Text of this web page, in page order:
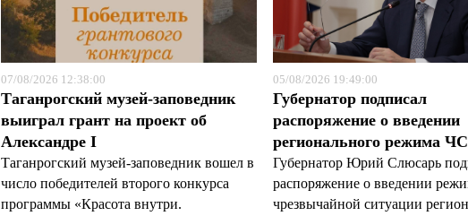
07/08/2026 12:38:00
Таганрогский музей-заповедник
выиграл грант на проект об
Александре I
Таганрогский музей-заповедник вошел в
число победителей второго конкурса
программы «Красота внутри.
05/08/2026 19:49:00
Губернатор подписал
распоряжение о введении
регионального режима ЧС
Губернатор Юрий Слюсарь
распоряжение о введении
чрезвычайной ситуации